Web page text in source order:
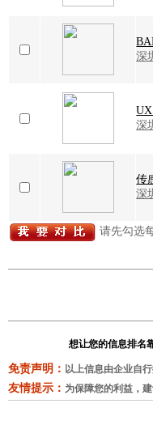
深
深
传
深
请先勾选
想让您的信息排名
免责声明：
友情提示：
以上信息由企业自
为保障您的利益，